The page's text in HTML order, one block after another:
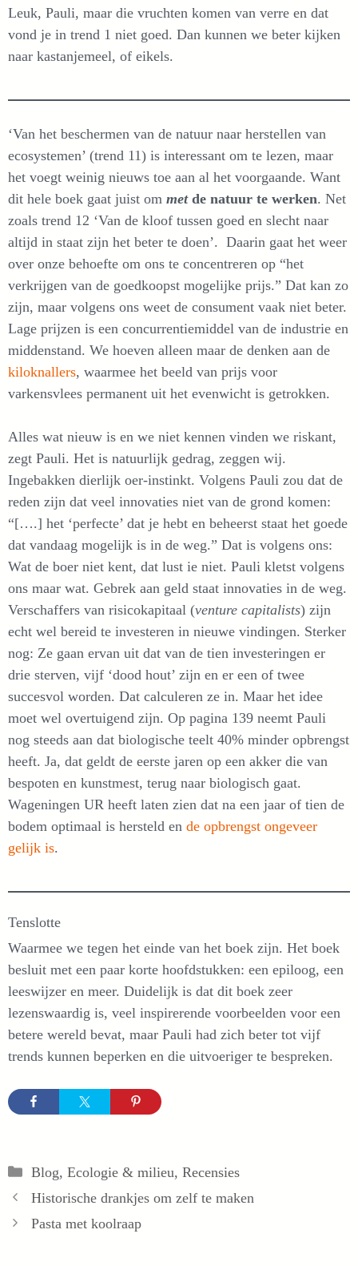
Leuk, Pauli, maar die vruchten komen van verre en dat
vond je in trend 1 niet goed. Dan kunnen we beter kijken
naar kastanjemeel, of eikels.
‘Van het beschermen van de natuur naar herstellen van
ecosystemen’ (trend 11) is interessant om te lezen, maar
het voegt weinig nieuws toe aan al het voorgaande. Want
dit hele boek gaat juist om met de natuur te werken. Net
zoals trend 12 ‘Van de kloof tussen goed en slecht naar
altijd in staat zijn het beter te doen’. Daarin gaat het weer
over onze behoefte om ons te concentreren op “het
verkrijgen van de goedkoopst mogelijke prijs.” Dat kan zo
zijn, maar volgens ons weet de consument vaak niet beter.
Lage prijzen is een concurrentiemiddel van de industrie en
middenstand. We hoeven alleen maar de denken aan de
kiloknallers, waarmee het beeld van prijs voor
varkensvlees permanent uit het evenwicht is getrokken.
Alles wat nieuw is en we niet kennen vinden we riskant,
zegt Pauli. Het is natuurlijk gedrag, zeggen wij.
Ingebakken dierlijk oer-instinkt. Volgens Pauli zou dat de
reden zijn dat veel innovaties niet van de grond komen:
“[….] het ‘perfecte’ dat je hebt en beheerst staat het goede
dat vandaag mogelijk is in de weg.” Dat is volgens ons:
Wat de boer niet kent, dat lust ie niet. Pauli kletst volgens
ons maar wat. Gebrek aan geld staat innovaties in de weg.
Verschaffers van risicokapitaal (venture capitalists) zijn
echt wel bereid te investeren in nieuwe vindingen. Sterker
nog: Ze gaan ervan uit dat van de tien investeringen er
drie sterven, vijf ‘dood hout’ zijn en er een of twee
succesvol worden. Dat calculeren ze in. Maar het idee
moet wel overtuigend zijn. Op pagina 139 neemt Pauli
nog steeds aan dat biologische teelt 40% minder opbrengst
heeft. Ja, dat geldt de eerste jaren op een akker die van
bespoten en kunstmest, terug naar biologisch gaat.
Wageningen UR heeft laten zien dat na een jaar of tien de
bodem optimaal is hersteld en de opbrengst ongeveer
gelijk is.
Tenslotte
Waarmee we tegen het einde van het boek zijn. Het boek
besluit met een paar korte hoofdstukken: een epiloog, een
leeswijzer en meer. Duidelijk is dat dit boek zeer
lezenswaardig is, veel inspirerende voorbeelden voor een
betere wereld bevat, maar Pauli had zich beter tot vijf
trends kunnen beperken en die uitvoeriger te bespreken.
Categorieën
Blog, Ecologie & milieu, Recensies
Historische drankjes om zelf te maken
Pasta met koolraap